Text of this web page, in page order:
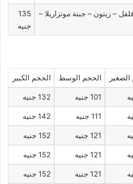
– زيتون – جبنة موتزاريلا –
135
جنيه
الحجم الوسط الحجم الكبير
101 جنيه 132 جنيه
111 جنيه 142 جنيه
121 جنيه 152 جنيه
121 جنيه 152 جنيه
121 جنيه 152 جنيه